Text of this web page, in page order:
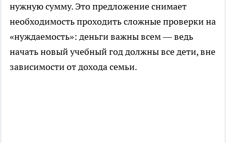
нужную сумму. Это предложение снимает
необходимость проходить сложные проверки на
«нуждаемость»: деньги важны всем — ведь
начать новый учебный год должны все дети, вне
зависимости от дохода семьи.